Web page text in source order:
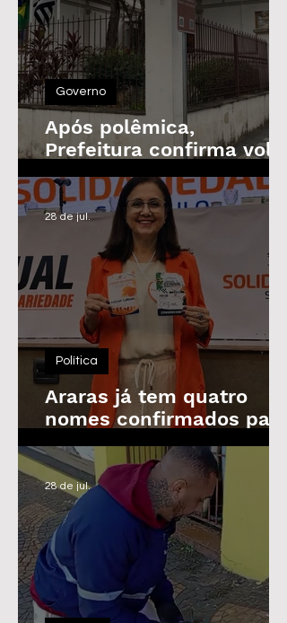
Após polêmica,
Prefeitura confirma volta
do Prêmio de
Assiduidade
Governo
Araras já tem quatro
nomes confirmados para
as Eleições de 2026
Política
28 de jul.
28 de jul.